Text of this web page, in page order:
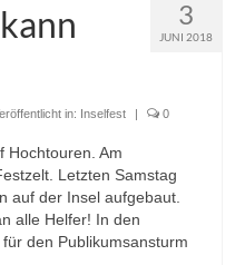
3
JUNI 2018
in: Inselfest | 0
Hochtouren. Am
Letzten Samstag
auf der Insel aufgebaut.
alle Helfer! In den
den Publikumsansturm